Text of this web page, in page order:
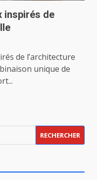
inspirés de
de l’architecture
unique de